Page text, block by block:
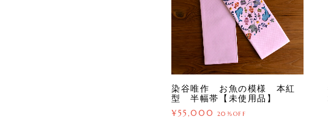
染谷唯作 お魚の模様 本紅
型 半幅帯【未使用品】
¥55,000 20%OFF